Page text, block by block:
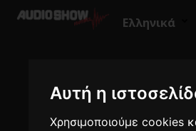
Αυτή η
Χρησιμοποιούμε cookies
Ελληνικά
HiFi Ηχεία